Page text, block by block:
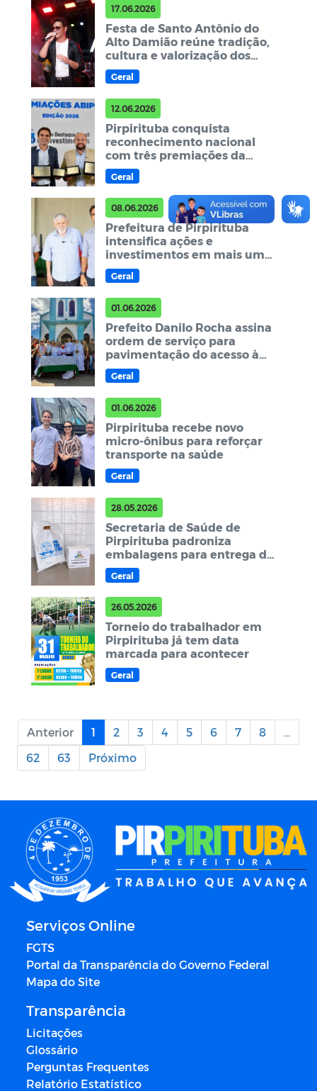
17.06.2026
Festa de Santo Antônio do
Alto Damião reúne tradição,
cultura e valorização dos
artistas da terra em
Pirpirituba
Geral
12.06.2026
Pirpirituba conquista
reconhecimento nacional
com três premiações da
ABIPEM e alcança 1º lugar do
Brasil em Governança
Previdenciária
Geral
08.06.2026
Prefeitura de Pirpirituba
intensifica ações e
investimentos em mais uma
semana de avanços para a
população
Geral
01.06.2026
Prefeito Danilo Rocha assina
ordem de serviço para
pavimentação do acesso à
Capela de Nossa Senhora de
Fátima, no Sítio Dois Irmãos
Geral
01.06.2026
Pirpirituba recebe novo
micro-ônibus para reforçar
transporte na saúde
Geral
28.05.2026
Secretaria de Saúde de
Pirpirituba padroniza
embalagens para entrega de
medicações na Farmácia
Municipal
Geral
26.05.2026
Torneio do trabalhador em
Pirpirituba já tem data
marcada para acontecer
Geral
Anterior 1 2 3 4 5 6 7 8
...
62
63 Próximo
Serviços Online
FGTS
Portal da Transparência do Governo Federal
Mapa do Site
Transparência
Licitações
Glossário
Perguntas Frequentes
Relatório Estatístico